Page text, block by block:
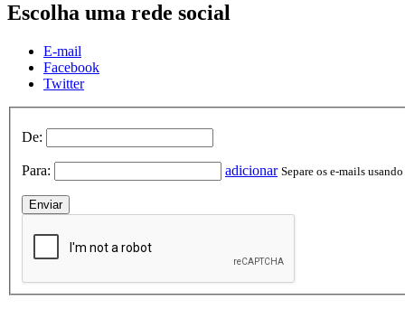
Escolha uma rede social
E-mail
Facebook
Twitter
De:
Para: adicionar Separe os e-mails